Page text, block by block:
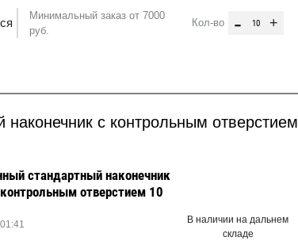
Минимальный заказ от 7000
руб.
Кол-во - +
с контрольным отверстием
стандартный наконечник
отверстием 10
В наличии на дальнем
складе